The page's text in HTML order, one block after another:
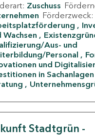
Zuschuss
Förderzweck:
Wachsen
Aus- und
Personal
und
in
Stadtgrün -